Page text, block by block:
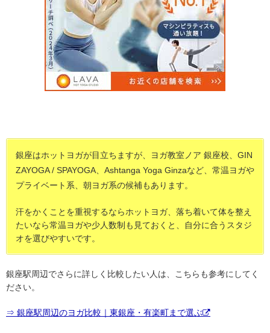
銀座はホットヨガが目立ちますが、ヨガ教室ノア 銀座校、GIN
ZAYOGA / SPAYOGA、Ashtanga Yoga Ginzaなど、常温ヨガや
プライベート系、朝ヨガ系の候補もあります。
汗をかくことを重視するならホットヨガ、落ち着いて体を整え
たいなら常温ヨガや少人数制も見ておくと、自分に合うスタジ
オを選びやすいです。
銀座駅周辺でさらに詳しく比較したい人は、こちらも参考にしてく
ださい。
⇒ 銀座駅周辺のヨガ比較｜東銀座・有楽町まで選ぶ